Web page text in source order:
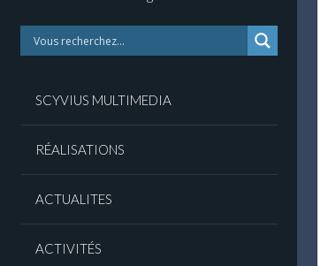
SCYVIUS MULTIMEDIA
RÉALISATIONS
ACTUALITES
ACTIVITÉS